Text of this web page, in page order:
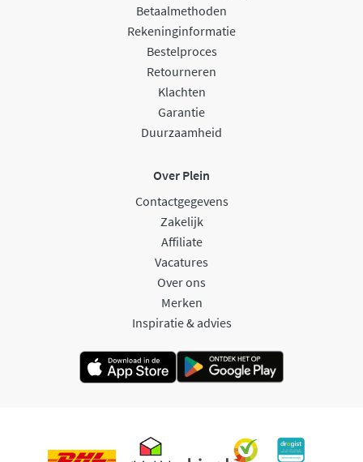
Betaalmethoden
Rekeninginformatie
Bestelproces
Retourneren
Klachten
Garantie
Duurzaamheid
Over Plein
Contactgegevens
Zakelijk
Affiliate
Vacatures
Over ons
Merken
Inspiratie & advies